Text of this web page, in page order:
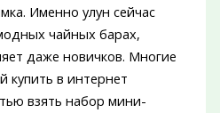
Именно улун сейчас
чайных барах,
даже новичков. Многие
купить в интернет
взять набор мини-